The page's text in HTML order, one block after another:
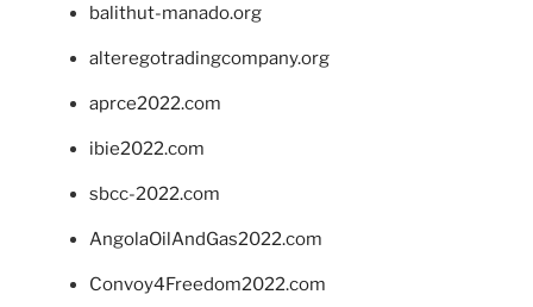
balithut-manado.org
alteregotradingcompany.org
aprce2022.com
ibie2022.com
sbcc-2022.com
AngolaOilAndGas2022.com
Convoy4Freedom2022.com